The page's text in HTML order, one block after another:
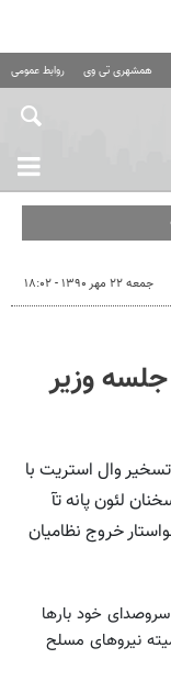
همشهری تی وی روابط عمومی
جمعه ۲۲ مهر ۱۳۹۰ - ۱۸:۰۲
وزیر
وال استریت با
لئون پانه تآ
خروج نظامیان
سروصدای خود بارها
نیروهای مسلح